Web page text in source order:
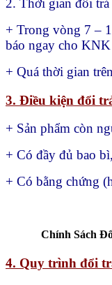
2. Thời gian đổi trả
+ Trong vòng 7 –
báo ngay cho
+ Quá thời gian
3. Điều kiện đổi
+ Sản phẩm còn
+ Có đầy đủ bao
+ Có bằng chứng
Chính Sách
4. Quy trình đổi